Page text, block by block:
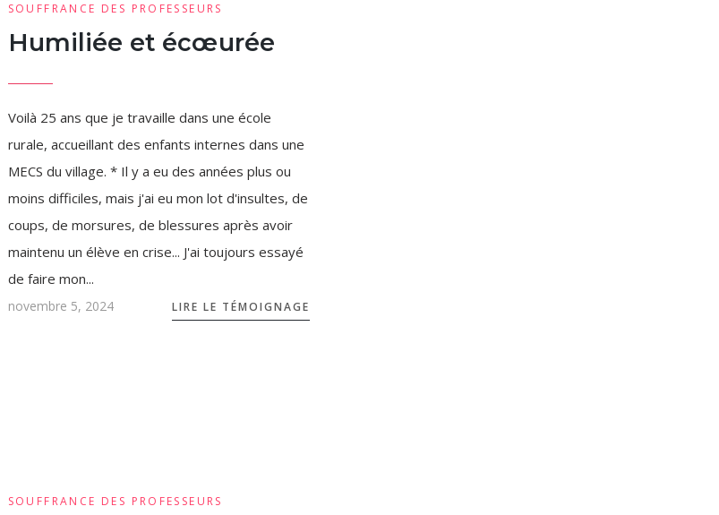
SOUFFRANCE DES PROFESSEURS
Humiliée et écœurée
Voilà 25 ans que je travaille dans une école
rurale, accueillant des enfants internes dans une
MECS du village. * Il y a eu des années plus ou
moins difficiles, mais j'ai eu mon lot d'insultes, de
coups, de morsures, de blessures après avoir
maintenu un élève en crise... J'ai toujours essayé
de faire mon...
novembre 5, 2024 LIRE LE TÉMOIGNAGE
SOUFFRANCE DES PROFESSEURS